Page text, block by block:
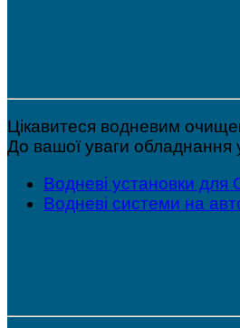
Цікавитеся водневим
До вашої уваги обладнання
Водневі установки для
Водневі системи на